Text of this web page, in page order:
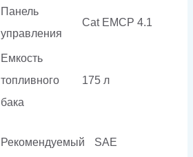
Панель
управления
Cat EMCP 4.1
Емкость
топливного
бака
175 л
Рекомендуемый
SAE